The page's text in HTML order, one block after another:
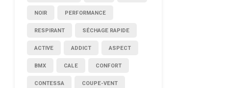
NOIR PERFORMANCE
RESPIRANT SÉCHAGE RAPIDE
ACTIVE ADDICT ASPECT
BMX CALE CONFORT
CONTESSA COUPE-VENT